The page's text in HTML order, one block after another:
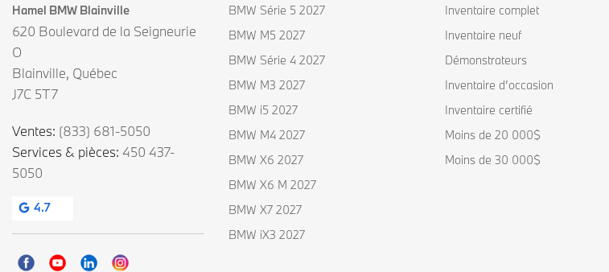
Hamel BMW Blainville
620 Boulevard de la Seigneurie
O
Blainville, Québec
J7C 5T7
Ventes: (833) 681-5050
Services & pièces: 450 437-
5050
4.7
BMW Série 5 2027
BMW M5 2027
BMW Série 4 2027
BMW M3 2027
BMW i5 2027
BMW M4 2027
BMW X6 2027
BMW X6 M 2027
BMW X7 2027
BMW iX3 2027
Inventaire complet
Inventaire neuf
Démonstrateurs
Inventaire d’occasion
Inventaire certifié
Moins de 20 000$
Moins de 30 000$